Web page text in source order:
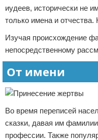
иудеев, исторически не
только имена и
Изучая происхождение
непосредственному
От имени
Во время переписей
сказки, давая им
профессии. Также